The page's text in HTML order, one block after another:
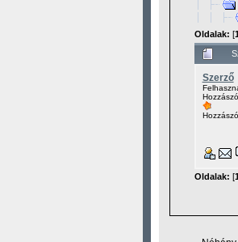
Oldalak: [
Szerző
Oldalak: [